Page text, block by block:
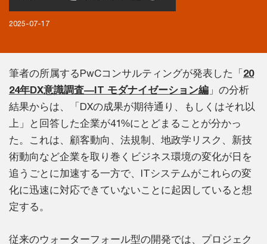
2025-07-17
筆者の所属するPwCコンサルティングが発表した「 20
24年DX意識調査―IT モダナイゼーション編 」の分析
結果からは、「DXの成果が期待通り、もしくはそれ以
上」と回答した企業が41%にとどまることが分かっ
た。これは、顧客動向、法規制、地政学リスク、新技
術動向など企業を取り巻くビジネス環境の変化が日を
追うごとに加速する一方で、ITシステムがこれらの変
化に迅速に対応できていないことに起因していると想
定する。
従来のウォーターフォール型の開発では、プロジェク